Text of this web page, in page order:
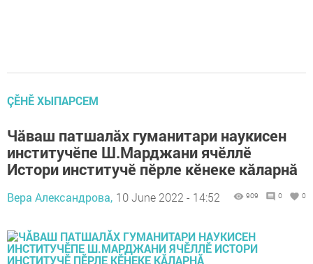
ÇӖНӖ ХЫПАРСЕМ
Чӑваш патшалӑх гуманитари наукисен
институчӗпе Ш.Марджани ячӗллӗ
Истори институчӗ пӗрле кӗнеке кӑларнӑ
Вера Александрова, 10 June 2022 - 14:52 909 0 0